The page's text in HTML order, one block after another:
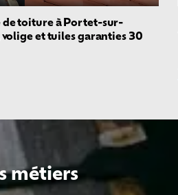
de toiture à Portet-sur-
et tuiles garanties 30
métiers